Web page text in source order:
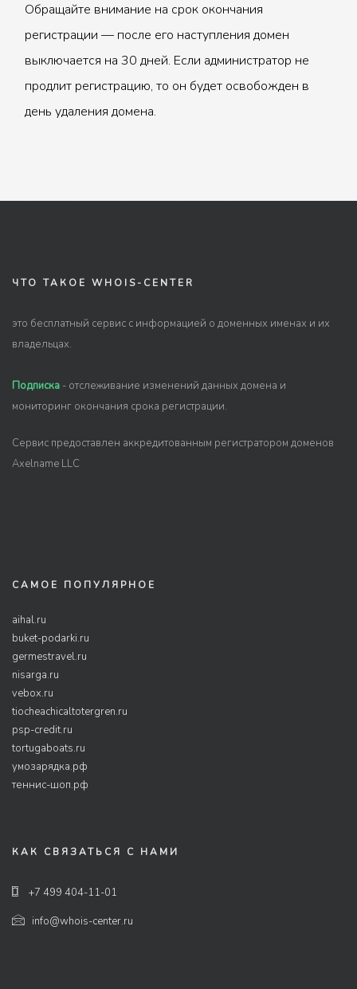
Обращайте внимание на срок окончания
регистрации — после его наступления домен
выключается на 30 дней. Если администратор не
продлит регистрацию, то он будет освобожден в
день удаления домена.
ЧТО ТАКОЕ WHOIS-CENTER
это бесплатный сервис с информацией о доменных именах и их
владельцах.
Подписка - отслеживание изменений данных домена и
мониторинг окончания срока регистрации.
Сервис предоставлен аккредитованным регистратором доменов
Axelname LLC
САМОЕ ПОПУЛЯРНОЕ
aihal.ru
buket-podarki.ru
germestravel.ru
nisarga.ru
vebox.ru
tiocheachicaltotergren.ru
psp-credit.ru
tortugaboats.ru
умозарядка.рф
теннис-шоп.рф
КАК СВЯЗАТЬСЯ С НАМИ
+7 499 404-11-01
info@whois-center.ru